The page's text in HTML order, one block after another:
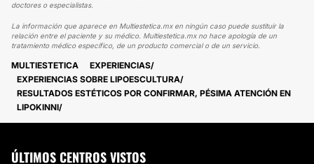
doctores o especialistas.
La información que aparece en Multiestetica.mx en ningún caso puede sustituir la
relación entre el paciente y su médico. Multiestetica.mx no hace apología de un
tratamiento médico específico, de un producto comercial o de un servicio.
MULTIESTETICA
EXPERIENCIAS
EXPERIENCIAS SOBRE LIPOESCULTURA
RESULTADOS ESTÉTICOS POR CONFIRMAR, PÉSIMA ATENCIÓN EN
LIPOKINNI
ÚLTIMOS CENTROS VISTOS